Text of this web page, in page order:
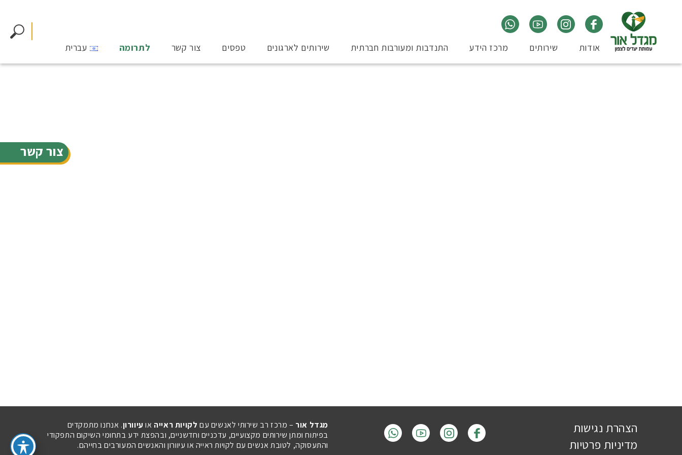
צור קשר
אודות שירותים מרכז הידע התנדבות ומעורבות חברתית שירותים לארגונים טפסים צור קשר לתרומה עברית
הצהרת נגישות
מדיניות פרטיות
מגדל אור – מרכז רב שירותי לאנשים עם לקויות ראייה אועיוורון. אנחנו מתמקדים
בפיתוח ומתן שירותים מקצועיים, עדכניים וחדשניים, ובהפצת ידע בתחומי השיקום התפקודי
והתעסוקה, לטובת אנשים עם לקויות ראייה או עיוורון והאנשים המעורבים בחייהם.